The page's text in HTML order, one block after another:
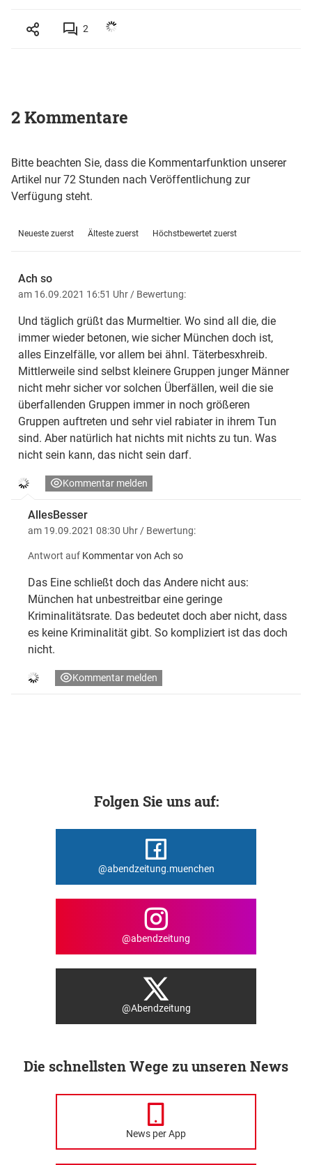
2
2 Kommentare
Bitte beachten Sie, dass die Kommentarfunktion unserer
Artikel nur 72 Stunden nach Veröffentlichung zur
Verfügung steht.
Neueste zuerst Älteste zuerst Höchstbewertet zuerst
Ach so
am 16.09.2021 16:51 Uhr / Bewertung:
Und täglich grüßt das Murmeltier. Wo sind all die, die
immer wieder betonen, wie sicher München doch ist,
alles Einzelfälle, vor allem bei ähnl. Täterbesxhreib.
Mittlerweile sind selbst kleinere Gruppen junger Männer
nicht mehr sicher vor solchen Überfällen, weil die sie
überfallenden Gruppen immer in noch größeren
Gruppen auftreten und sehr viel rabiater in ihrem Tun
sind. Aber natürlich hat nichts mit nichts zu tun. Was
nicht sein kann, das nicht sein darf.
Kommentar melden
AllesBesser
am 19.09.2021 08:30 Uhr / Bewertung:
Antwort auf Kommentar von Ach so
Das Eine schließt doch das Andere nicht aus:
München hat unbestreitbar eine geringe
Kriminalitätsrate. Das bedeutet doch aber nicht, dass
es keine Kriminalität gibt. So kompliziert ist das doch
nicht.
Kommentar melden
Folgen Sie uns auf:
@abendzeitung.muenchen
@abendzeitung
@Abendzeitung
Die schnellsten Wege zu unseren News
News per App